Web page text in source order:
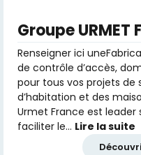
Groupe URMET
Renseigner ici
de contrôle d’accès,
pour tous vos projets de
d’habitation et des
Urmet France est leader
faciliter le… Lire la suite